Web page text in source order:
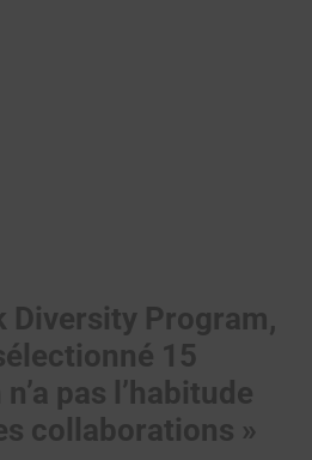
Diversity Program,
15
pas l’habitude
collaborations »